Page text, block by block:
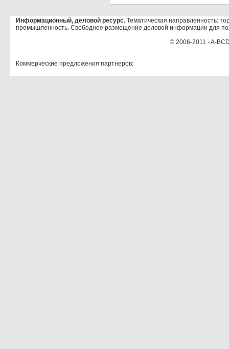
.
Информационный, деловой ресурс. Тематическая направленность:
промышленность. Свободное размещение деловой информации для
© 2006-2011 - A-
Коммерческие предложения партнеров: